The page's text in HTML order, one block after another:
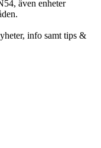
även enheter
info samt tips &